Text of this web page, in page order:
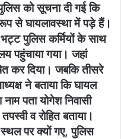
को सूचना दी गई कि
से घायलावस्था में पड़े हैं।
पुलिस कर्मियों के साथ
पहुंचाया गया। जहां
कर दिया। जबकि तीसरे
ने बताया कि घायल
पता योगेश निवासी
व रोहित बताया।
स्थल पर क्यों गए, पुलिस